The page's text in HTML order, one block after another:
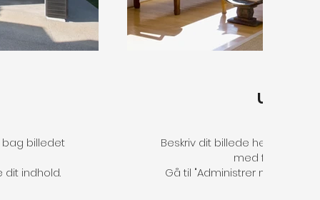
bag billedet
dit indhold.
Beskriv dit billede her. Fortæl
med fængende
Gå til "Administrer medie" for